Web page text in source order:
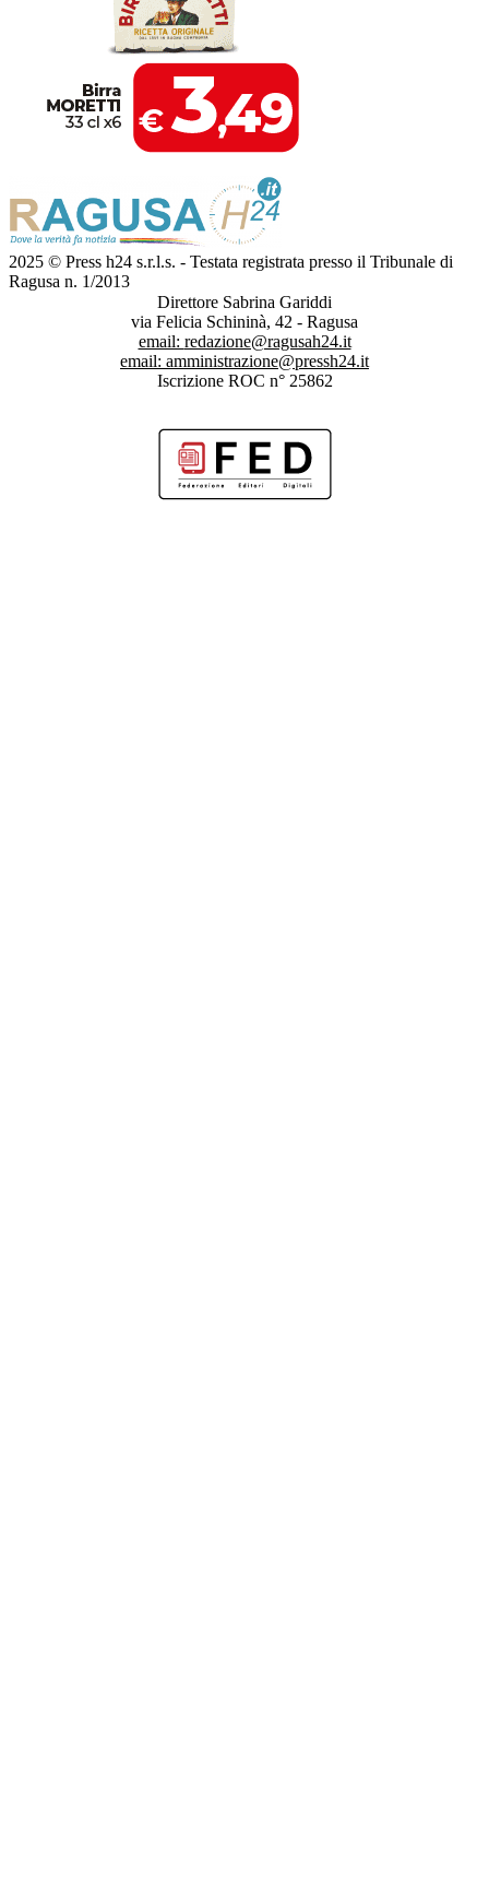
2025 © Press h24 s.r.l.s. - Testata registrata presso il Tribunale di
Ragusa n. 1/2013
Direttore Sabrina Gariddi
via Felicia Schininà, 42 - Ragusa
email: redazione@ragusah24.it
email: amministrazione@pressh24.it
Iscrizione ROC n° 25862